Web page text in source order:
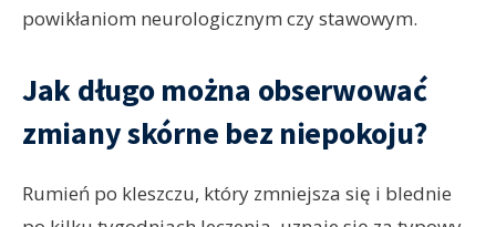
powikłaniom neurologicznym czy stawowym.
Jak długo można obserwować
zmiany skórne bez niepokoju?
Rumień po kleszczu, który zmniejsza się i blednie